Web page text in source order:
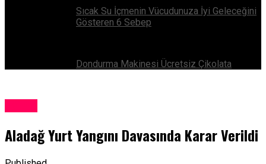
Sıcak Su İçmenin Vücudunuza İyi Geleceğini
Gösteren 6 Sebep
Dondurma Makinesi Ücretsiz Çikolata
Aladağ Yurt Yangını Davasında Karar Verildi